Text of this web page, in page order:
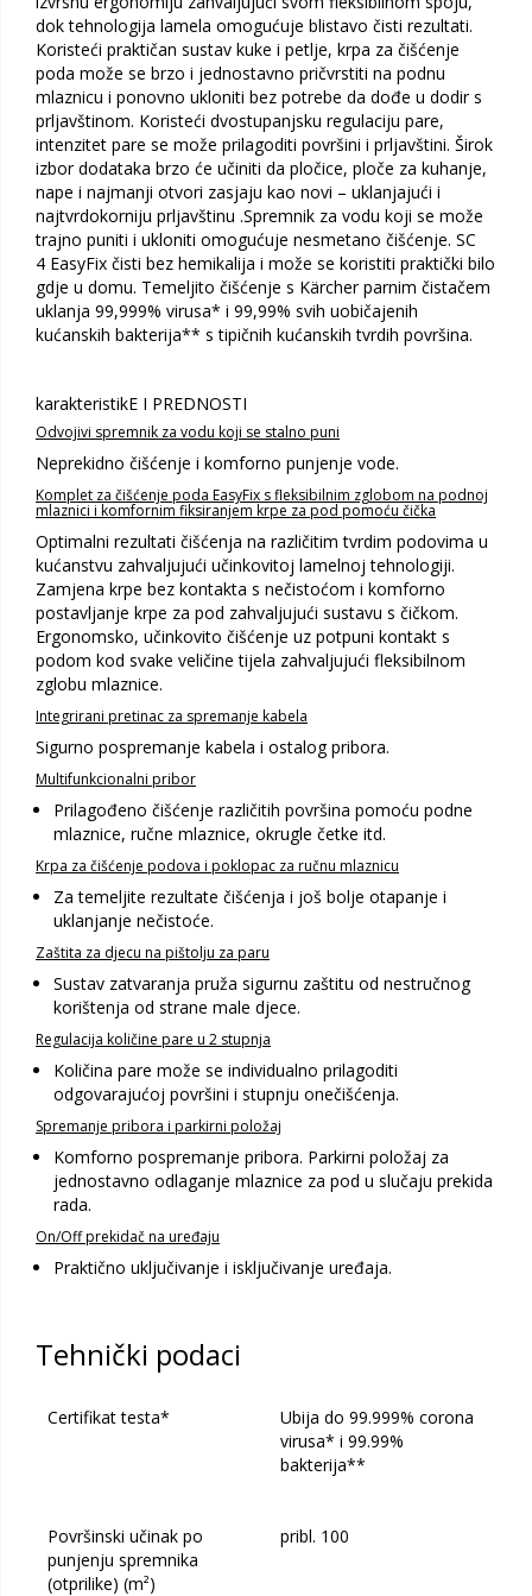
dok tehnologija lamela omogućuje blistavo čisti rezultati.
Koristeći praktičan sustav kuke i petlje, krpa za čišćenje
poda može se brzo i jednostavno pričvrstiti na podnu
mlaznicu i ponovno ukloniti bez potrebe da dođe u dodir s
prljavštinom. Koristeći dvostupanjsku regulaciju pare,
intenzitet pare se može prilagoditi površini i prljavštini. Širok
izbor dodataka brzo će učiniti da pločice, ploče za kuhanje,
nape i najmanji otvori zasjaju kao novi – uklanjajući i
najtvrdokorniju prljavštinu .Spremnik za vodu koji se može
trajno puniti i ukloniti omogućuje nesmetano čišćenje. SC
4 EasyFix čisti bez hemikalija i može se koristiti praktički bilo
gdje u domu. Temeljito čišćenje s Kärcher parnim čistačem
uklanja 99,999% virusa* i 99,99% svih uobičajenih
kućanskih bakterija** s tipičnih kućanskih tvrdih površina.
karakteristikE I PREDNOSTI
Odvojivi spremnik za vodu koji se stalno puni
Neprekidno čišćenje i komforno punjenje vode.
Komplet za čišćenje poda EasyFix s fleksibilnim zglobom na podnoj
mlaznici i komfornim fiksiranjem krpe za pod pomoću čička
Optimalni rezultati čišćenja na različitim tvrdim podovima u
kućanstvu zahvaljujući učinkovitoj lamelnoj tehnologiji.
Zamjena krpe bez kontakta s nečistoćom i komforno
postavljanje krpe za pod zahvaljujući sustavu s čičkom.
Ergonomsko, učinkovito čišćenje uz potpuni kontakt s
podom kod svake veličine tijela zahvaljujući fleksibilnom
zglobu mlaznice.
Integrirani pretinac za spremanje kabela
Sigurno pospremanje kabela i ostalog pribora.
Multifunkcionalni pribor
Prilagođeno čišćenje različitih površina pomoću podne
mlaznice, ručne mlaznice, okrugle četke itd.
Krpa za čišćenje podova i poklopac za ručnu mlaznicu
Za temeljite rezultate čišćenja i još bolje otapanje i
uklanjanje nečistoće.
Zaštita za djecu na pištolju za paru
Sustav zatvaranja pruža sigurnu zaštitu od nestručnog
korištenja od strane male djece.
Regulacija količine pare u 2 stupnja
Količina pare može se individualno prilagoditi
odgovarajućoj površini i stupnju onečišćenja.
Spremanje pribora i parkirni položaj
Komforno pospremanje pribora. Parkirni položaj za
jednostavno odlaganje mlaznice za pod u slučaju prekida
rada.
On/Off prekidač na uređaju
Praktično uključivanje i isključivanje uređaja.
Tehnički podaci
Certifikat testa*
Ubija do 99.999% corona
virusa* i 99.99%
bakterija**
Površinski učinak po
punjenju spremnika
(otprilike) (m²)
pribl. 100